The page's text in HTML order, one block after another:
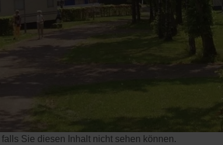
Sie diesen Inhalt nicht sehen können.